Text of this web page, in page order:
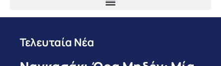
Τελευταία Νέα